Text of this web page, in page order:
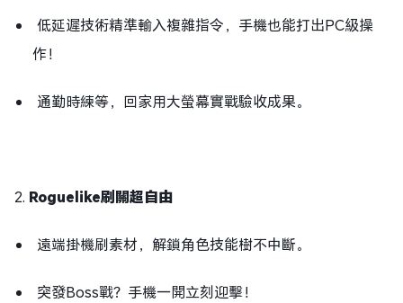
低延遲技術精準輸入複雜指令，手機也能打出PC級操
作！
通勤時練等，回家用大螢幕實戰驗收成果。
2. Roguelike刷關超自由
遠端掛機刷素材，解鎖角色技能樹不中斷。
突發Boss戰？手機一開立刻迎擊！